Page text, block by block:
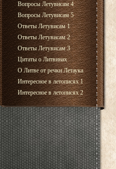
Вопросы Летувисам 4
Вопросы Летувисам 5
Ответы Летувисам 1
Ответы Летувисам 2
Ответы Летувисам 3
Цитаты о Литвинах
О Литве от речки Летаука
Интересное в летописях 1
Интересное в летописях 2